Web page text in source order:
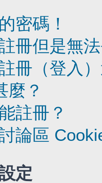
密碼！
冊但是無
冊（登入
麼？
註冊？
討論區
定